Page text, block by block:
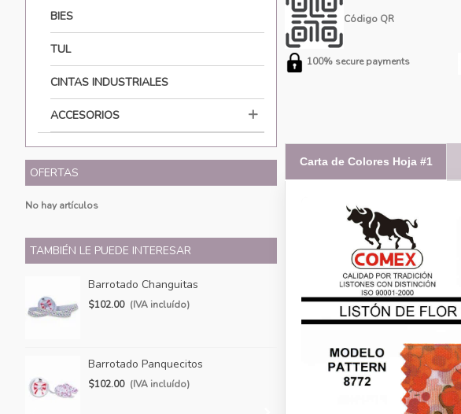
BIES
TUL
CINTAS INDUSTRIALES
ACCESORIOS
OFERTAS
No hay artículos
TAMBIÉN LE PUEDE INTERESAR
Barrotado Changuitas
$102.00 (IVA incluído)
Barrotado Panquecitos
$102.00 (IVA incluído)
Clavel De Listón Mediana
$208.00 (IVA incluído)
Barrotado Estrella
$99.00 (IVA incluído)
Código QR
100% secure payments
Carta de Colores Hoja #1